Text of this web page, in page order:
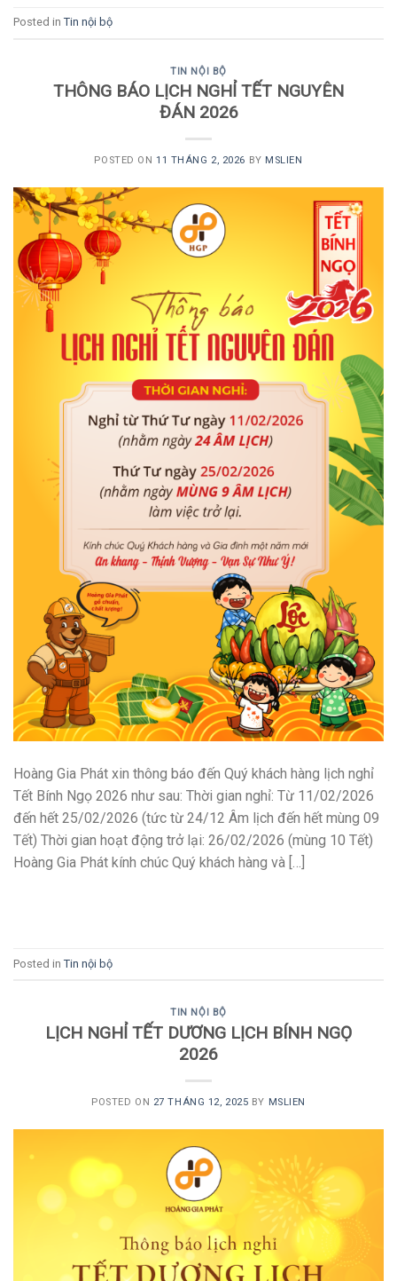
Posted in Tin nội bộ
TIN NỘI BỘ
THÔNG BÁO LỊCH NGHỈ TẾT NGUYÊN
ĐÁN 2026
POSTED ON 11 THÁNG 2, 2026 BY MSLIEN
Hoàng Gia Phát xin thông báo đến Quý khách hàng lịch nghỉ
Tết Bính Ngọ 2026 như sau: Thời gian nghỉ: Từ 11/02/2026
đến hết 25/02/2026 (tức từ 24/12 Âm lịch đến hết mùng 09
Tết) Thời gian hoạt động trở lại: 26/02/2026 (mùng 10 Tết)
Hoàng Gia Phát kính chúc Quý khách hàng và […]
Posted in Tin nội bộ
TIN NỘI BỘ
LỊCH NGHỈ TẾT DƯƠNG LỊCH BÍNH NGỌ
2026
POSTED ON 27 THÁNG 12, 2025 BY MSLIEN